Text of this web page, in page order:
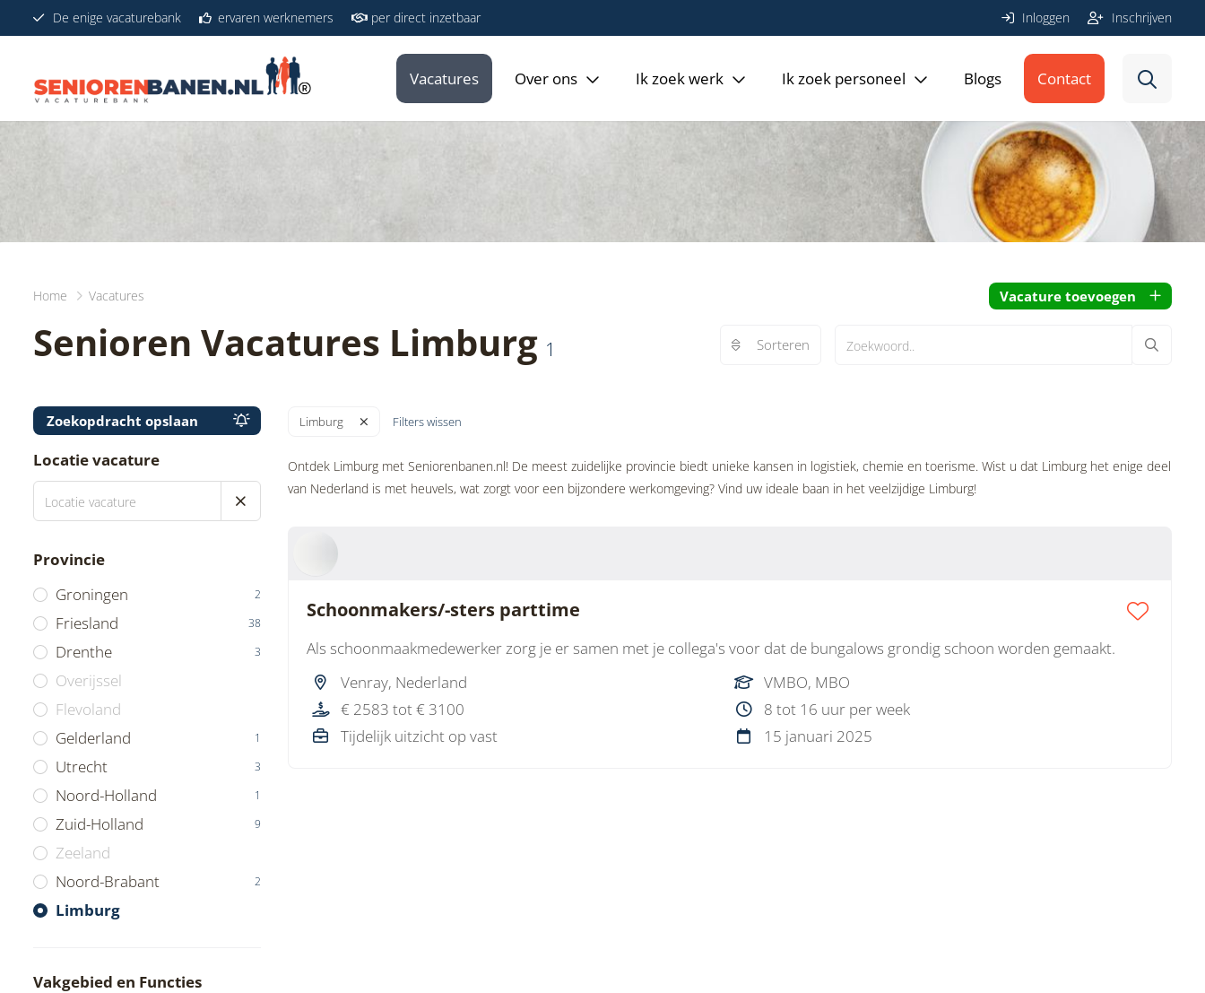
Home Vacatures
Senioren Vacatures Limburg 1 Sorteren
Vacature toevoegen
Zoekopdracht opslaan
Locatie vacature
Provincie
Groningen
2
Friesland 38
Drenthe 3
Overijssel
Flevoland
Gelderland
1
Utrecht 3
Noord-Holland 1
Zuid-Holland 9
Zeeland
Noord-Brabant
2
Limburg
Vakgebied en Functies
Limburg Filters wissen
Ontdek Limburg met Seniorenbanen.nl! De meest zuidelijke provincie biedt unieke kansen in logistiek, chemie en toerisme. Wist u dat Limburg het enige deel
van Nederland is met heuvels, wat zorgt voor een bijzondere werkomgeving? Vind uw ideale baan in het veelzijdige Limburg!
Schoonmakers/-sters parttime
Als schoonmaakmedewerker zorg je er samen met je collega's voor dat de bungalows grondig schoon worden gemaakt.
Venray, Nederland
VMBO, MBO
€ 2583 tot € 3100
8 tot 16 uur per week
Tijdelijk uitzicht op vast
15 januari 2025
De enige vacaturebank ervaren werknemers per direct inzetbaar Inloggen Inschrijven
Vacatures Over ons Ik zoek werk Ik zoek personeel Blogs Contact